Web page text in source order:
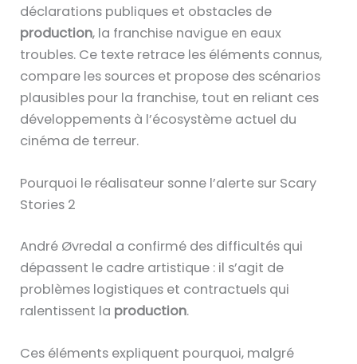
déclarations publiques et obstacles de
production, la franchise navigue en eaux
troubles. Ce texte retrace les éléments connus,
compare les sources et propose des scénarios
plausibles pour la franchise, tout en reliant ces
développements à l’écosystème actuel du
cinéma de terreur.
Pourquoi le réalisateur sonne l’alerte sur Scary
Stories 2
André Øvredal a confirmé des difficultés qui
dépassent le cadre artistique : il s’agit de
problèmes logistiques et contractuels qui
ralentissent la production.
Ces éléments expliquent pourquoi, malgré